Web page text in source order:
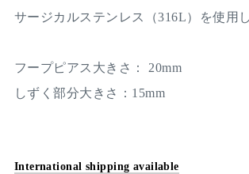
サージカルステンレス（316L）を使用
フープピアス大きさ： 20mm
しずく部分大きさ：15mm
International shipping available